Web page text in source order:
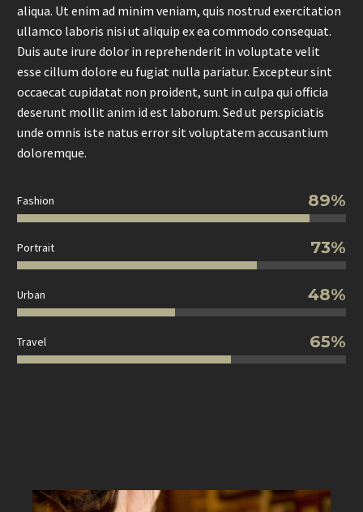
aliqua. Ut enim ad minim veniam, quis nostrud exercitation
ullamco laboris nisi ut aliquip ex ea commodo consequat.
Duis aute irure dolor in reprehenderit in voluptate velit
esse cillum dolore eu fugiat nulla pariatur. Excepteur sint
occaecat cupidatat non proident, sunt in culpa qui officia
deserunt mollit anim id est laborum. Sed ut perspiciatis
unde omnis iste natus error sit voluptatem accusantium
doloremque.
Fashion 89%
Portrait 73%
Urban 48%
Travel 65%